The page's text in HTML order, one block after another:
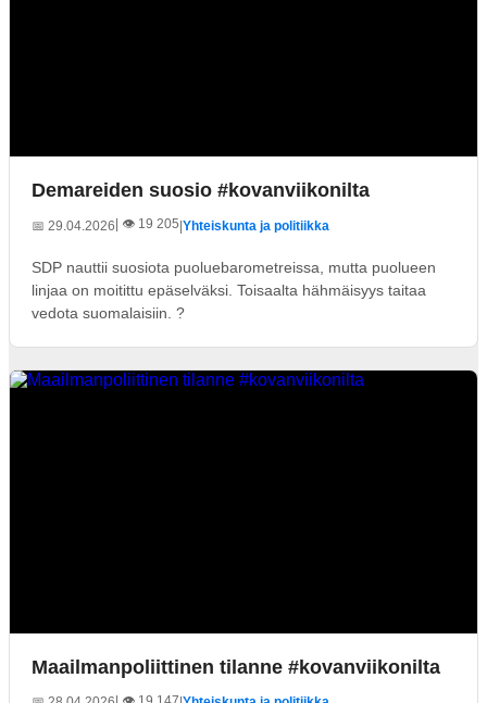
Demareiden suosio #kovanviikonilta
📅 29.04.2026 | 👁️ 19 205|Yhteiskunta ja politiikka
SDP nauttii suosiota puoluebarometreissa, mutta puolueen
linjaa on moitittu epäselväksi. Toisaalta hähmäisyys taitaa
vedota suomalaisiin. ?
Maailmanpoliittinen tilanne #kovanviikonilta